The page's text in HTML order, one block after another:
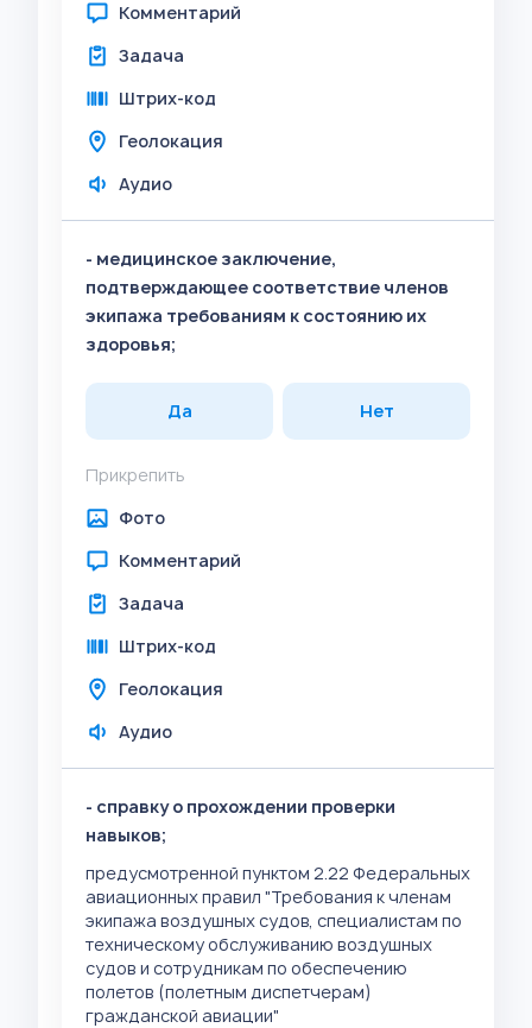
Комментарий
Задача
Штрих-код
Геолокация
Аудио
- медицинское заключение,
подтверждающее соответствие членов
экипажа требованиям к состоянию их
здоровья;
Да Нет
Прикрепить
Фото
Комментарий
Задача
Штрих-код
Геолокация
Аудио
- справку о прохождении проверки
навыков;
предусмотренной пунктом 2.22 Федеральных
авиационных правил "Требования к членам
экипажа воздушных судов, специалистам по
техническому обслуживанию воздушных
судов и сотрудникам по обеспечению
полетов (полетным диспетчерам)
гражданской авиации"